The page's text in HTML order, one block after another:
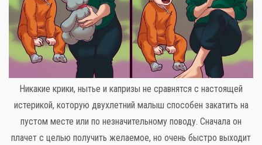
Никакие крики, нытье и капризы не сравнятся с настоящей
истерикой, которую двухлетний малыш способен закатить на
пустом месте или по незначительному поводу. Сначала он
плачет с целью получить желаемое, но очень быстро выходит